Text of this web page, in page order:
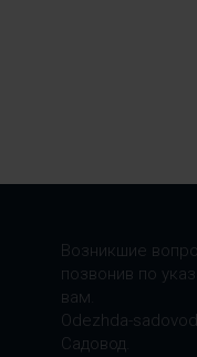
Возникшие
позвонив по
вам.
Odezhda-
Садовод.